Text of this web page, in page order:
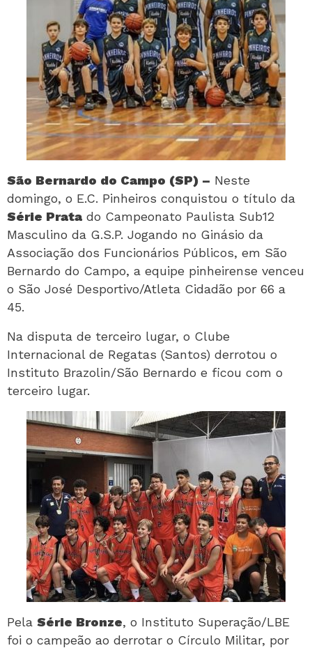
São Bernardo do Campo (SP) – Neste
domingo, o E.C. Pinheiros conquistou o título da
Série Prata do Campeonato Paulista Sub12
Masculino da G.S.P. Jogando no Ginásio da
Associação dos Funcionários Públicos, em São
Bernardo do Campo, a equipe pinheirense venceu
o São José Desportivo/Atleta Cidadão por 66 a
45.
Na disputa de terceiro lugar, o Clube
Internacional de Regatas (Santos) derrotou o
Instituto Brazolin/São Bernardo e ficou com o
terceiro lugar.
Pela Série Bronze, o Instituto Superação/LBE
foi o campeão ao derrotar o Círculo Militar, por